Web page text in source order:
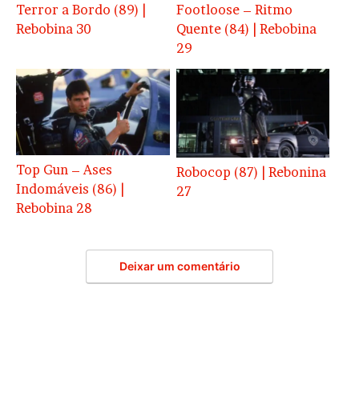
Terror a Bordo (89) |
Rebobina 30
Footloose – Ritmo
Quente (84) | Rebobina
29
Top Gun – Ases
Indomáveis (86) |
Rebobina 28
Robocop (87) | Rebonina
27
Deixar um comentário